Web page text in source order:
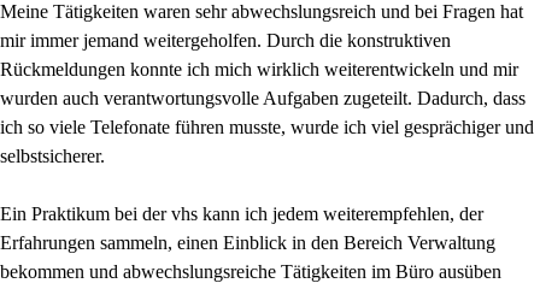
Meine Tätigkeiten waren sehr abwechslungsreich und bei Fragen hat
mir immer jemand weitergeholfen. Durch die konstruktiven
Rückmeldungen konnte ich mich wirklich weiterentwickeln und mir
wurden auch verantwortungsvolle Aufgaben zugeteilt. Dadurch, dass
ich so viele Telefonate führen musste, wurde ich viel gesprächiger und
selbstsicherer.
Ein Praktikum bei der vhs kann ich jedem weiterempfehlen, der
Erfahrungen sammeln, einen Einblick in den Bereich Verwaltung
bekommen und abwechslungsreiche Tätigkeiten im Büro ausüben